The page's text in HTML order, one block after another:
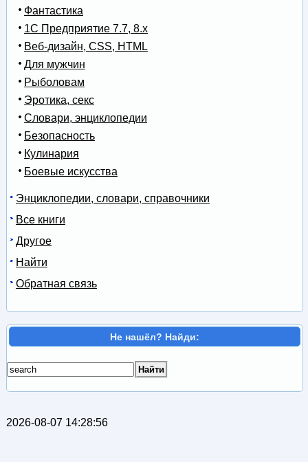
Фантастика
1С Предприятие 7.7, 8.x
Веб-дизайн, CSS, HTML
Для мужчин
Рыболовам
Эротика, секс
Словари, энциклопедии
Безопасность
Кулинария
Боевые искусства
Энциклопедии, словари, справочники
Все книги
Другое
Найти
Обратная связь
Не нашёл? Найди:
2026-08-07 14:28:56